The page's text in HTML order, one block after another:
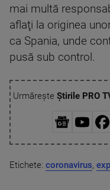
mai multă
aflaţi la originea
ca Spania, unde
pusă sub control.
Urmărește Știrile PRO
Etichete: coronavirus,